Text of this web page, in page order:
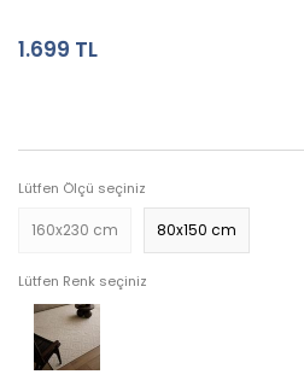
1.699 TL
Lütfen Ölçü seçiniz
160x230 cm 80x150 cm
Lütfen Renk seçiniz